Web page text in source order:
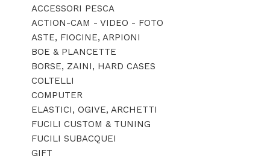
ACCESSORI PESCA
ACTION-CAM - VIDEO - FOTO
ASTE, FIOCINE, ARPIONI
BOE & PLANCETTE
BORSE, ZAINI, HARD CASES
COLTELLI
COMPUTER
ELASTICI, OGIVE, ARCHETTI
FUCILI CUSTOM & TUNING
FUCILI SUBACQUEI
GIFT